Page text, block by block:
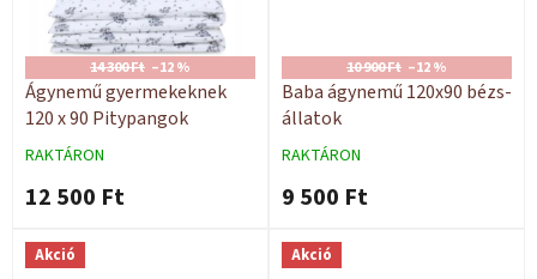
14 300 Ft –12 %
Ágynemű gyermekeknek
120 x 90 Pitypangok
RAKTÁRON
12 500 Ft
10 900 Ft –12 %
Baba ágynemű 120x90 bézs-
állatok
RAKTÁRON
9 500 Ft
Akció Akció